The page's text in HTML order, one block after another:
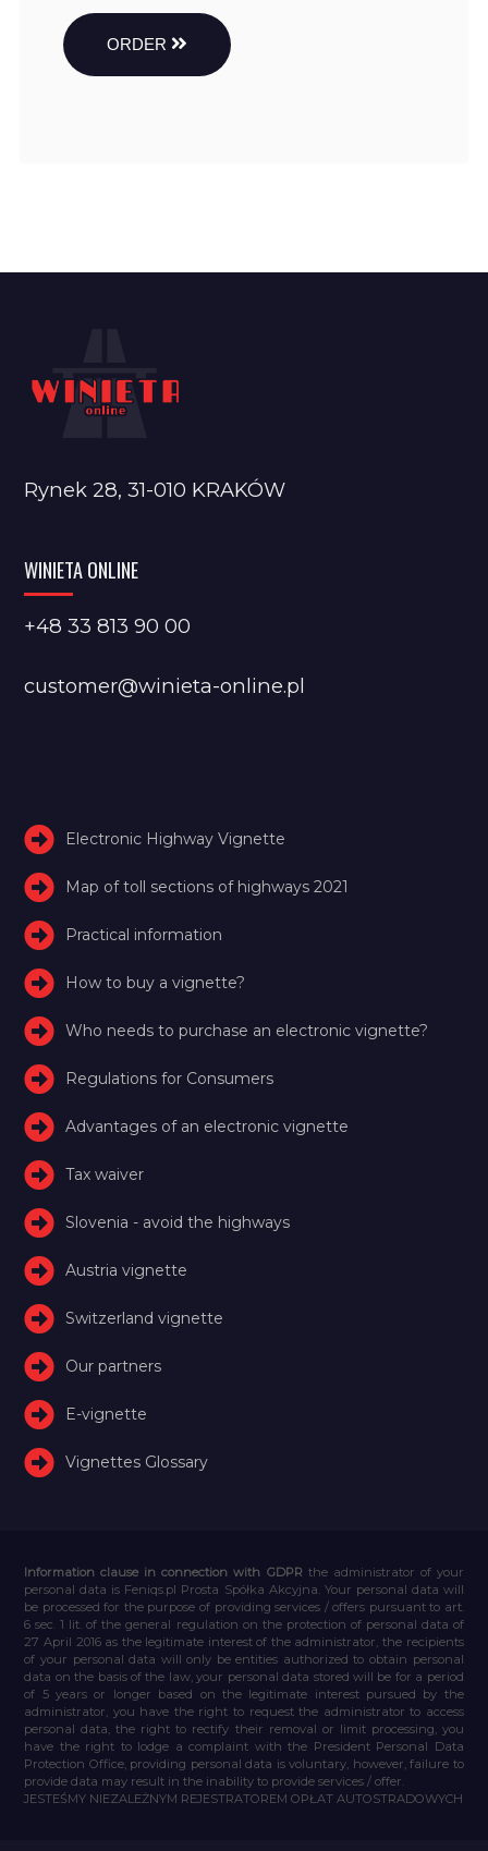
ORDER
Rynek 28, 31-010 KRAKÓW
WINIETA ONLINE
+48 33 813 90 00
customer@winieta-online.pl
Electronic Highway Vignette
Map of toll sections of highways 2021
Practical information
How to buy a vignette?
Who needs to purchase an electronic vignette?
Regulations for Consumers
Advantages of an electronic vignette
Tax waiver
Slovenia - avoid the highways
Austria vignette
Switzerland vignette
Our partners
E-vignette
Vignettes Glossary
Information clause in connection with GDPR the administrator of your
personal data is Feniqs.pl Prosta Spółka Akcyjna. Your personal data will
be processed for the purpose of providing services / offers pursuant to art.
6 sec. 1 lit. of the general regulation on the protection of personal data of
27 April 2016 as the legitimate interest of the administrator, the recipients
of your personal data will only be entities authorized to obtain personal
data on the basis of the law, your personal data stored will be for a period
of 5 years or longer based on the legitimate interest pursued by the
administrator, you have the right to request the administrator to access
personal data, the right to rectify their removal or limit processing, you
have the right to lodge a complaint with the President Personal Data
Protection Office, providing personal data is voluntary, however, failure to
provide data may result in the inability to provide services / offer.
JESTEŚMY NIEZALEŻNYM REJESTRATOREM OPŁAT AUTOSTRADOWYCH